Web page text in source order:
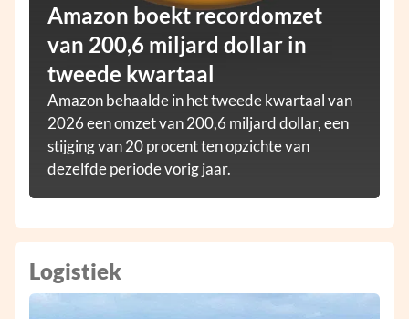
Amazon boekt recordomzet
van 200,6 miljard dollar in
tweede kwartaal
Amazon behaalde in het tweede kwartaal van
2026 een omzet van 200,6 miljard dollar, een
stijging van 20 procent ten opzichte van
dezelfde periode vorig jaar.
Logistiek